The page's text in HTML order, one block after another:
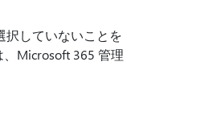
択していないことを
Microsoft 365 管理